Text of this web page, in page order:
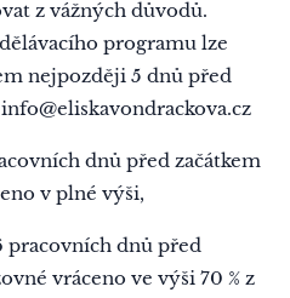
z vážných důvodů.
programu lze
nejpozději 5 dnů před
dnů před začátkem
v plné výši,
pracovních dnů před
vráceno ve výši 70 % z